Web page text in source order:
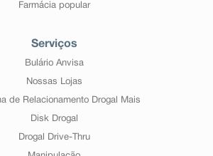
Farmácia popular
Serviços
Bulário Anvisa
Nossas Lojas
de Relacionamento Drogal Mais
Disk Drogal
Drogal Drive-Thru